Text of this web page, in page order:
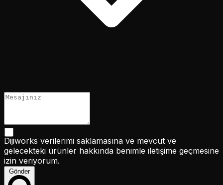
Dijiworks verilerimi saklamasına ve mevcut ve
gelecekteki ürünler hakkında benimle iletişime geçmesine
izin veriyorum.
Gönder